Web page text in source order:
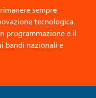
sempre
tecnologica.
programmazione e il
bandi nazionali e